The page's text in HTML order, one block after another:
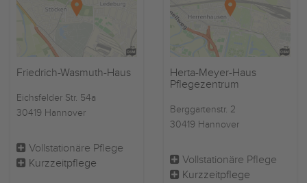
Friedrich-Wasmuth-Haus
Eichsfelder Str. 54a
30419 Hannover
Vollstationäre Pflege
Kurzzeitpflege
Herta-Meyer-Haus
Pflegezentrum
Berggartenstr. 2
30419 Hannover
Vollstationäre Pflege
Kurzzeitpflege